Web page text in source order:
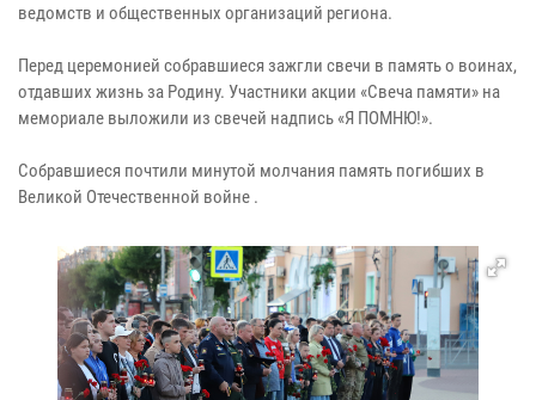
ведомств и общественных организаций региона.
Перед церемонией собравшиеся зажгли свечи в память о воинах,
отдавших жизнь за Родину. Участники акции «Свеча памяти» на
мемориале выложили из свечей надпись «Я ПОМНЮ!».
Собравшиеся почтили минутой молчания память погибших в
Великой Отечественной войне .